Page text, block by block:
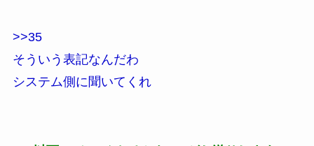
>>35
そういう表記なんだわ
システム側に聞いてくれ